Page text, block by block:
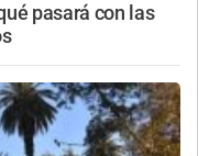
pasará con las